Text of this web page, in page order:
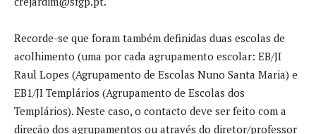
Recorde-se que foram também definidas duas escolas de
acolhimento (uma por cada agrupamento escolar: EB/JI
Raul Lopes (Agrupamento de Escolas Nuno Santa Maria) e
EB1/JI Templários (Agrupamento de Escolas dos
Templários). Neste caso, o contacto deve ser feito com a
direção dos agrupamentos ou através do diretor/professor